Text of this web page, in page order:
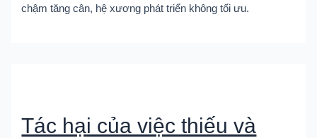
chậm tăng cân, hệ xương phát triển không tối ưu.
Tác hại của việc thiếu và